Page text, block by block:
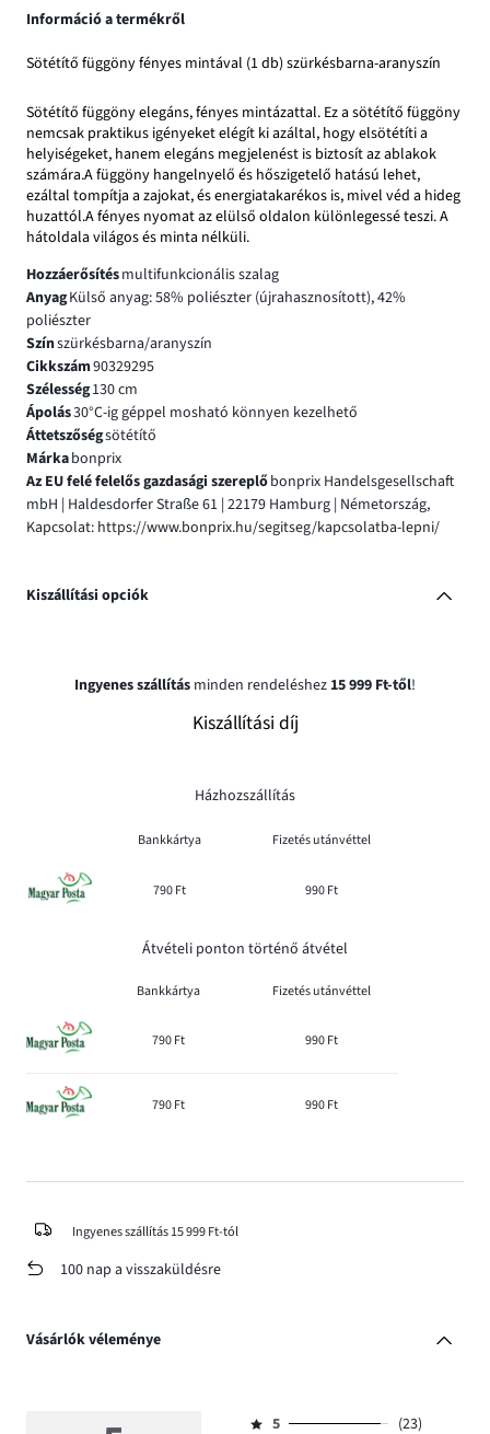
Információ a termékről
Sötétítő függöny fényes mintával (1 db) szürkésbarna-aranyszín
Sötétítő függöny elegáns, fényes mintázattal. Ez a sötétítő függöny
nemcsak praktikus igényeket elégít ki azáltal, hogy elsötétíti a
helyiségeket, hanem elegáns megjelenést is biztosít az ablakok
számára.A függöny hangelnyelő és hőszigetelő hatású lehet,
ezáltal tompítja a zajokat, és energiatakarékos is, mivel véd a hideg
huzattól.A fényes nyomat az elülső oldalon különlegessé teszi. A
hátoldala világos és minta nélküli.
Hozzáerősítésmultifunkcionális szalag
AnyagKülső anyag: 58% poliészter (újrahasznosított), 42%
poliészter
Színszürkésbarna/aranyszín
Cikkszám90329295
Szélesség130 cm
Ápolás30°C-ig géppel mosható könnyen kezelhető
Áttetszőségsötétítő
Márkabonprix
Az EU felé felelős gazdasági szereplőbonprix Handelsgesellschaft
mbH | Haldesdorfer Straße 61 | 22179 Hamburg | Németország,
Kapcsolat: https://www.bonprix.hu/segitseg/kapcsolatba-lepni/
Kiszállítási opciók
Ingyenes szállítás minden rendeléshez 15 999 Ft-től!
Kiszállítási díj
Házhozszállítás
Bankkártya Fizetés utánvéttel
790 Ft 990 Ft
Átvételi ponton történő átvétel
Bankkártya Fizetés utánvéttel
790 Ft 990 Ft
790 Ft 990 Ft
Ingyenes szállítás 15 999 Ft-tól
100 nap a visszaküldésre
Vásárlók véleménye
5
(23)